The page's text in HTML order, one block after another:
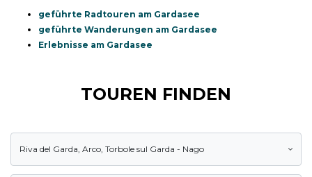
geführte Radtouren am Gardasee
geführte Wanderungen am Gardasee
Erlebnisse am Gardasee
TOUREN FINDEN
Riva del Garda, Arco, Torbole sul Garda - Nago